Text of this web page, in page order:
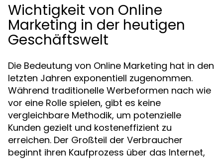
Wichtigkeit von Online
Marketing in der heutigen
Geschäftswelt
Die Bedeutung von Online Marketing hat in den
letzten Jahren exponentiell zugenommen.
Während traditionelle Werbeformen nach wie
vor eine Rolle spielen, gibt es keine
vergleichbare Methodik, um potenzielle
Kunden gezielt und kosteneffizient zu
erreichen. Der Großteil der Verbraucher
beginnt ihren Kaufprozess über das Internet,